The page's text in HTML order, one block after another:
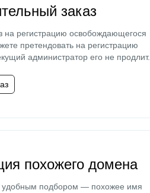
заказ
на регистрацию освобождающегося
претендовать на регистрацию
администратор его не продлит.
похожего домена
удобным подбором — похожее имя